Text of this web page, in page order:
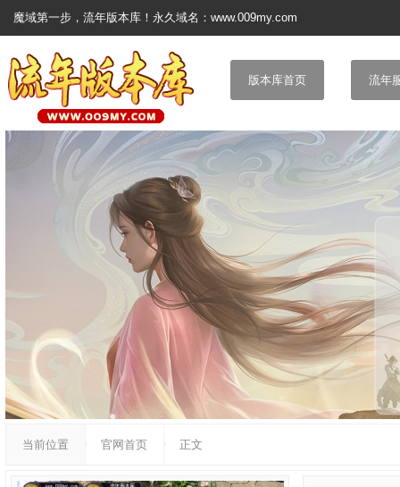
魔域第一步，流年版本库！永久域名：www.009my.com
版本库首页 流年
当前位置 官网首页 正文